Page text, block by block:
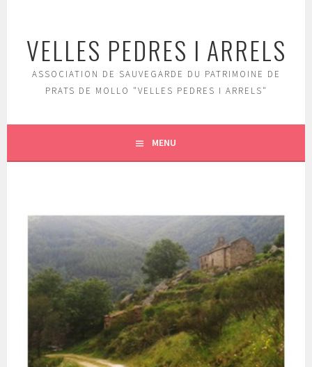
contenu
principal
VELLES PEDRES I ARRELS
ASSOCIATION DE SAUVEGARDE DU PATRIMOINE DE
PRATS DE MOLLO "VELLES PEDRES I ARRELS"
MENU